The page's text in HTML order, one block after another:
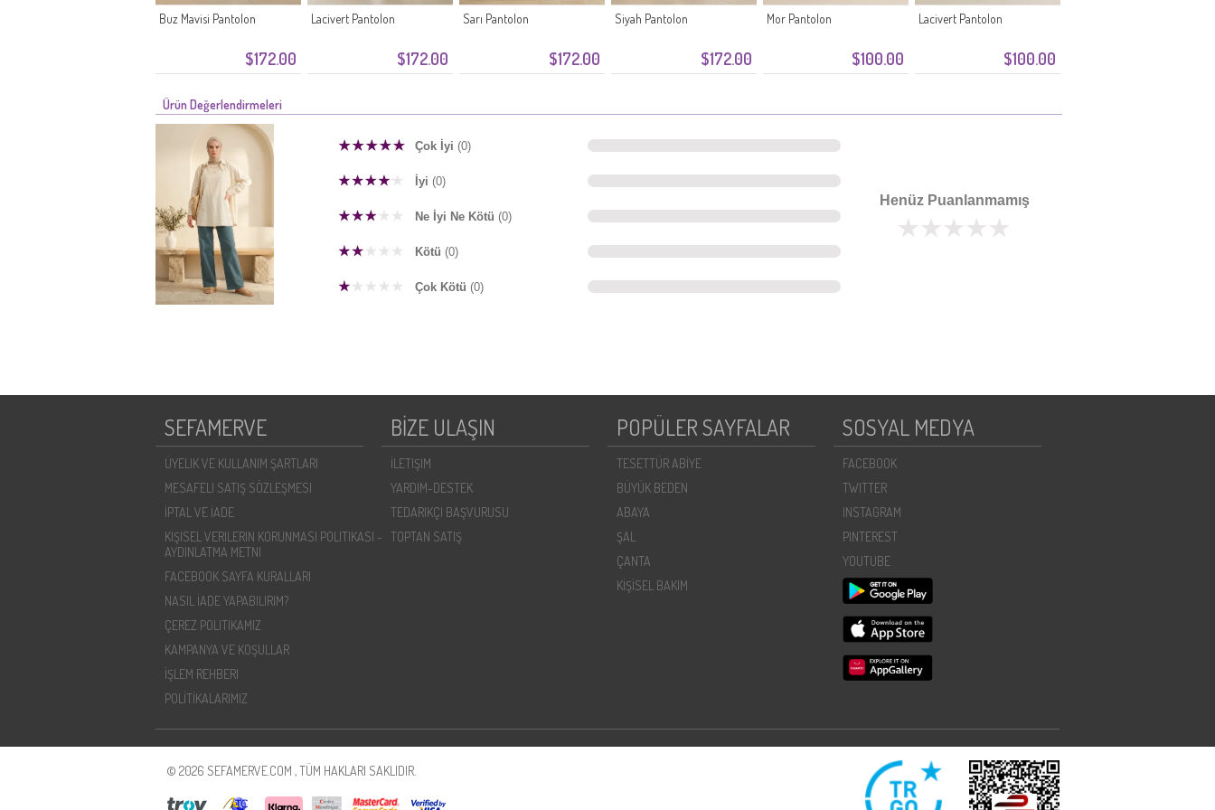
$172.00
Buz Mavisi Pantolon
$172.00
Lacivert Pantolon
$172.00
Sarı Pantolon
$172.00
Siyah Pantolon
$100.00
Mor Pantolon
$100.00
Lacivert Pantolon
Ürün Değerlendirmeleri
Çok İyi (0)
İyi (0)
Ne İyi Ne Kötü (0)
Kötü (0)
Çok Kötü (0)
Henüz Puanlanmamış
SEFAMERVE
ÜYELIK VE KULLANIM ŞARTLARI
MESAFELI SATIŞ SÖZLEŞMESI
İPTAL VE İADE
KIŞISEL VERILERIN KORUNMASI POLITIKASI -
AYDINLATMA METNI
FACEBOOK SAYFA KURALLARI
NASIL İADE YAPABILIRIM?
ÇEREZ POLITIKAMIZ
KAMPANYA VE KOŞULLAR
İŞLEM REHBERI
POLİTİKALARIMIZ
BİZE ULAŞIN
İLETIŞIM
YARDIM-DESTEK
TEDARIKÇI BAŞVURUSU
TOPTAN SATIŞ
POPÜLER SAYFALAR
TESETTÜR ABİYE
BÜYÜK BEDEN
ABAYA
ŞAL
ÇANTA
KİŞİSEL BAKIM
SOSYAL MEDYA
FACEBOOK
TWITTER
INSTAGRAM
PINTEREST
YOUTUBE
© 2026 SEFAMERVE.COM , TÜM HAKLARI SAKLIDIR.